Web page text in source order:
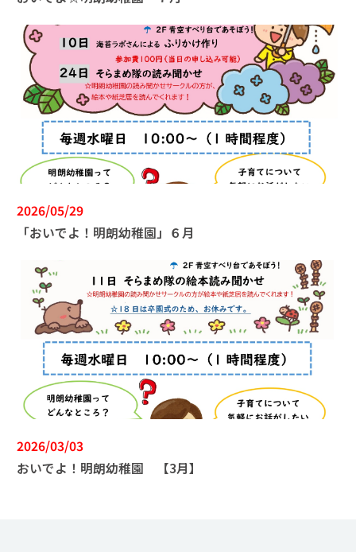
2026/05/29
「おいでよ！明朗幼稚園」６月
2026/03/03
おいでよ！明朗幼稚園 【3月】